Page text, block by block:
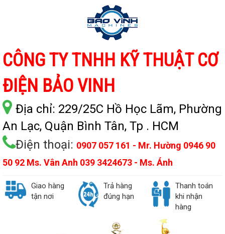
CÔNG TY TNHH KỸ THUẬT CƠ
ĐIỆN BẢO VINH
Địa chỉ: 229/25C Hồ Học Lãm, Phường
An Lạc, Quận Bình Tân, Tp . HCM
Điện thoại: 0907 057 161 - Mr. Hường 0946 90
50 92 Ms. Vân Anh 039 3424673 - Ms. Ánh
Giao hàng
tận nơi
Trả hàng
đúng hạn
Thanh toán
khi nhận
hàng